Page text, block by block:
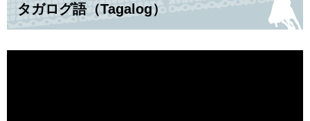
タガログ語（Tagalog）